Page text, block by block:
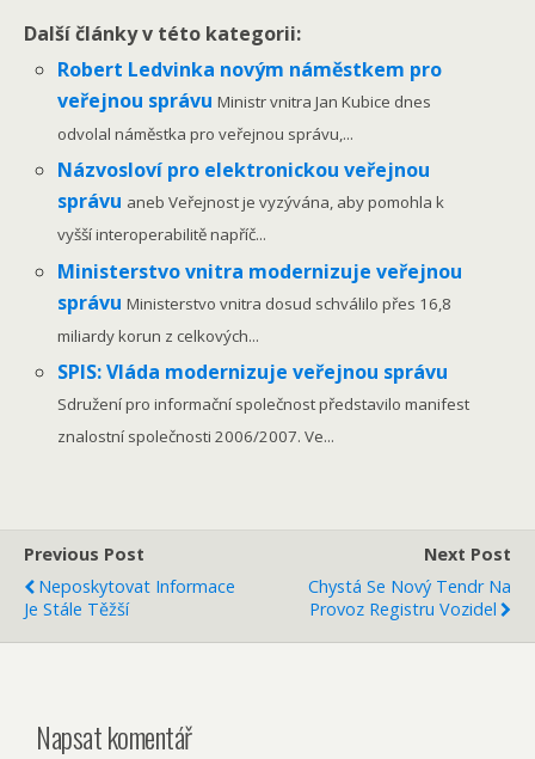
Další články v této kategorii:
Robert Ledvinka novým náměstkem pro
veřejnou správuMinistr vnitra Jan Kubice dnes
odvolal náměstka pro veřejnou správu,...
Názvosloví pro elektronickou veřejnou
správu aneb Veřejnost je vyzývána, aby pomohla k
vyšší interoperabilitě napříč...
Ministerstvo vnitra modernizuje veřejnou
správuMinisterstvo vnitra dosud schválilo přes 16,8
miliardy korun z celkových...
SPIS: Vláda modernizuje veřejnou správu
Sdružení pro informační společnost představilo manifest
znalostní společnosti 2006/2007. Ve...
Previous Post
Neposkytovat Informace
Je Stále Těžší
Next Post
Chystá Se Nový Tendr Na
Provoz Registru Vozidel
Napsat komentář